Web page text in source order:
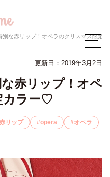
赤リップ！オペラのクリスマス限定カラー♡
更新日：2019年3月2日
赤リップ！オペ
カラー♡
リップ opera オペラ